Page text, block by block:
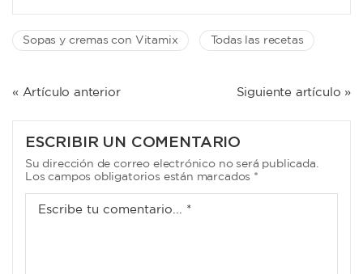
Sopas y cremas con Vitamix Todas las recetas
NAVEGACIÓN
ENTRADAS
« Artículo anterior Siguiente artículo »
ESCRIBIR UN COMENTARIO
Su dirección de correo electrónico no será publicada.
Los campos obligatorios están marcados *